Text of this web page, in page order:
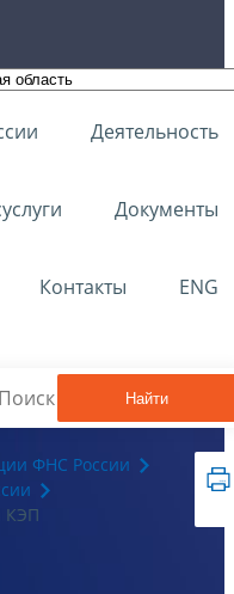
Деятельность
Документы
Контакты ENG
Найти
ФНС России
КЭП